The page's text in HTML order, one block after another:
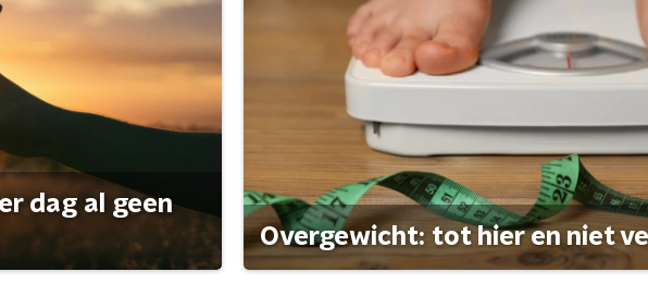
dag al geen
Overgewicht: tot hier en niet